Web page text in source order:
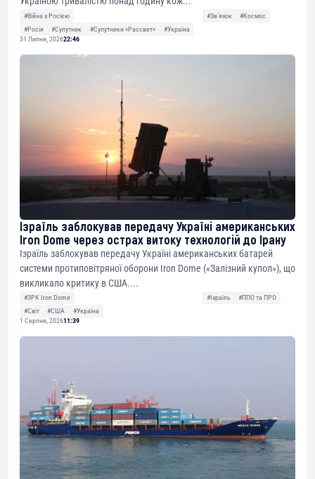
#Війна з Росією #Звʼязок
#Космос
#Росія
#Супутник #Супутники «Рассвет»
#Україна
31 Липня, 202622:46
Ізраїль заблокував передачу Україні американських
Iron Dome через острах витоку технологій до Ірану
Ізраїль заблокував передачу Україні американських батарей
системи протиповітряної оборони Iron Dome («Залізний купол»), що
викликало критику в США....
#ЗРК Iron Dome #Ізраїль
#ППО та ПРО
#Світ
#США
#Україна
1 Серпня, 202611:39